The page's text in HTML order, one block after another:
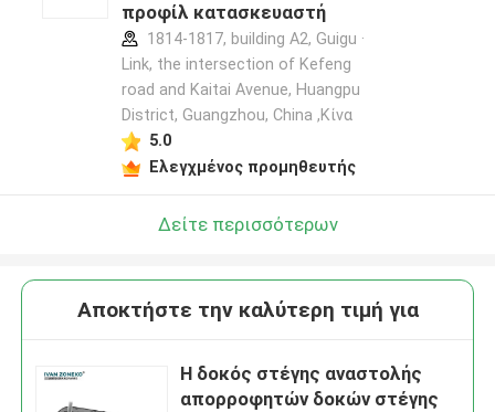
προφίλ κατασκευαστή
1814-1817, building A2, Guigu ·
Link, the intersection of Kefeng
road and Kaitai Avenue, Huangpu
District, Guangzhou, China ,Κίνα
5.0
Ελεγχμένος προμηθευτής
Δείτε περισσότερων
Αποκτήστε την καλύτερη τιμή για
Η δοκός στέγης αναστολής
απορροφητών δοκών στέγης